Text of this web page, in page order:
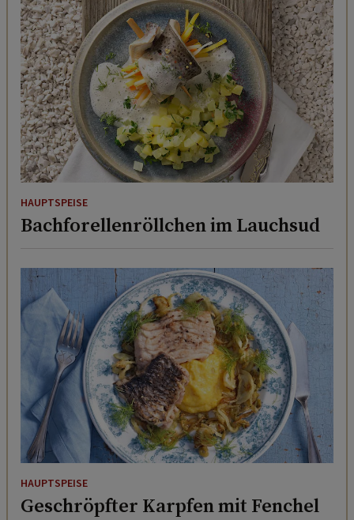
HAUPTSPEISE
Bachforellenröllchen im Lauchsud
HAUPTSPEISE
Geschröpfter Karpfen mit Fenchel